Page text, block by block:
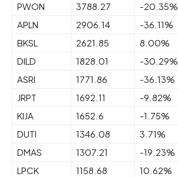
PWON
3788.27 -20.35%
APLN
2906.14 -36.11%
BKSL
2621.85 8.00%
DILD
1828.01 -30.29%
ASRI
1771.86 -36.13%
JRPT
1692.11 -9.82%
KIJA
1652.6 -1.75%
DUTI
1346.08 3.71%
DMAS
1307.21 -19.23%
LPCK
1158.68 10.62%